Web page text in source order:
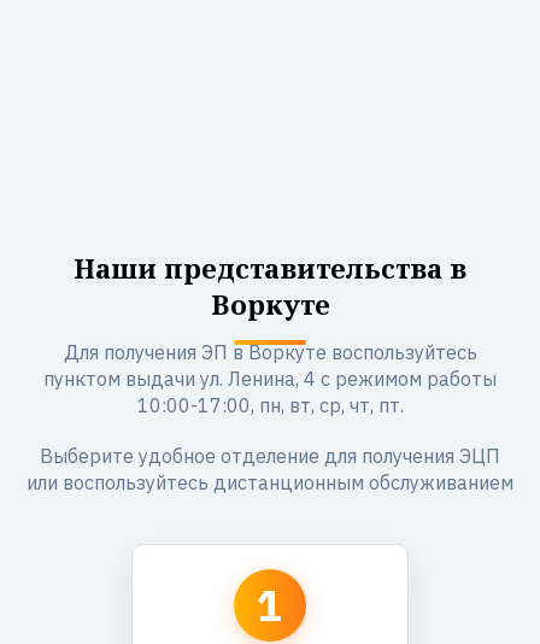
Наши представительства в
Воркуте
Для получения ЭП в Воркуте воспользуйтесь
пунктом выдачи ул. Ленина, 4 с режимом работы
10:00-17:00, пн, вт, ср, чт, пт.
Выберите удобное отделение для получения ЭЦП
или воспользуйтесь дистанционным обслуживанием
1